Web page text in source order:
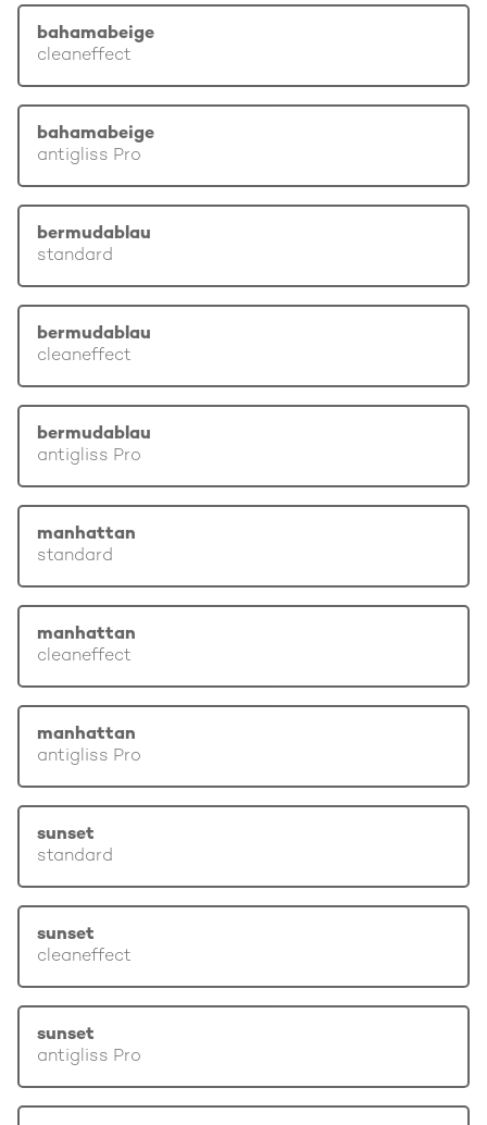
bahamabeige
cleaneffect
bahamabeige
antigliss Pro
bermudablau
standard
bermudablau
cleaneffect
bermudablau
antigliss Pro
manhattan
standard
manhattan
cleaneffect
manhattan
antigliss Pro
sunset
standard
sunset
cleaneffect
sunset
antigliss Pro